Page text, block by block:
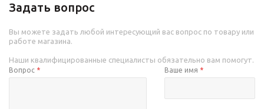
Задать вопрос
Вы можете задать любой интересующий вас вопрос по товару или
работе магазина.
Наши квалифицированные специалисты обязательно вам помогут.
Вопрос * Ваше имя *